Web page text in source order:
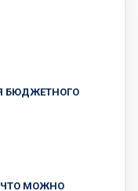
БЮДЖЕТНОГО
ЧТО МОЖНО